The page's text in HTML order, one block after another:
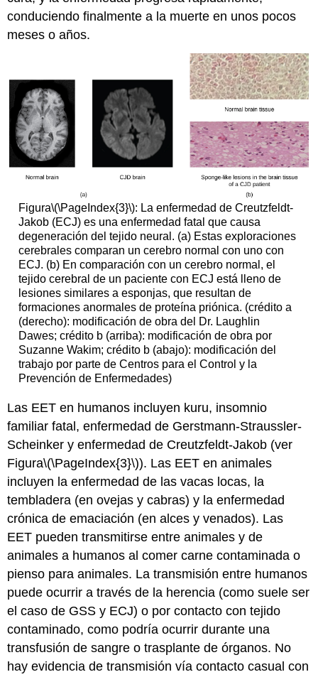
conduciendo finalmente a la muerte en unos pocos
meses o años.
Figura\(\PageIndex{3}\): La enfermedad de Creutzfeldt-
Jakob (ECJ) es una enfermedad fatal que causa
degeneración del tejido neural. (a) Estas exploraciones
cerebrales comparan un cerebro normal con uno con
ECJ. (b) En comparación con un cerebro normal, el
tejido cerebral de un paciente con ECJ está lleno de
lesiones similares a esponjas, que resultan de
formaciones anormales de proteína priónica. (crédito a
(derecho): modificación de obra del Dr. Laughlin
Dawes; crédito b (arriba): modificación de obra por
Suzanne Wakim; crédito b (abajo): modificación del
trabajo por parte de Centros para el Control y la
Prevención de Enfermedades)
Las EET en humanos incluyen kuru, insomnio
familiar fatal, enfermedad de Gerstmann-Straussler-
Scheinker y enfermedad de Creutzfeldt-Jakob (ver
Figura\(\PageIndex{3}\)). Las EET en animales
incluyen la enfermedad de las vacas locas, la
tembladera (en ovejas y cabras) y la enfermedad
crónica de emaciación (en alces y venados). Las
EET pueden transmitirse entre animales y de
animales a humanos al comer carne contaminada o
pienso para animales. La transmisión entre humanos
puede ocurrir a través de la herencia (como suele ser
el caso de GSS y ECJ) o por contacto con tejido
contaminado, como podría ocurrir durante una
transfusión de sangre o trasplante de órganos. No
hay evidencia de transmisión vía contacto casual con